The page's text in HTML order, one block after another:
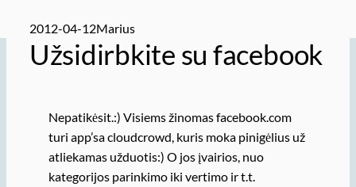
2012-04-12Marius
Užsidirbkite su facebook
Nepatikėsit.:) Visiems žinomas facebook.com
turi app’sa cloudcrowd, kuris moka pinigėlius už
atliekamas užduotis:) O jos įvairios, nuo
kategorijos parinkimo iki vertimo ir t.t.